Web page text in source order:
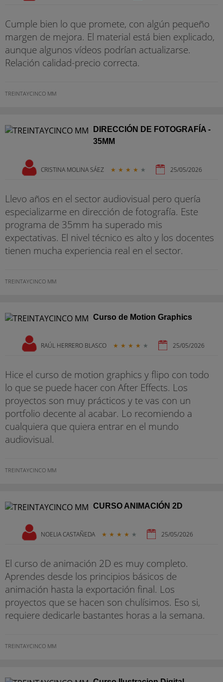
Cumple bien lo que promete, con algún pequeño
margen de mejora. El material está bien explicado,
aunque algunos vídeos podrían actualizarse.
Relación calidad-precio correcta.
TREINTAYCINCO MM
DIRECCIÓN DE FOTOGRAFÍA -
35MM
CRISTINA MOLINA SÁEZ ★ ★ ★ ★ ★ 25/05/2026
Llevo años en el sector audiovisual pero quería
especializarme en dirección de fotografía. Este
programa de 35mm ha superado mis
expectativas. El nivel técnico es alto y los docentes
tienen mucha experiencia real en el sector.
TREINTAYCINCO MM
Curso de Motion Graphics
RAÚL HERRERO BLASCO ★ ★ ★ ★ ★ 25/05/2026
Hice el curso de motion graphics y flipo con todo
lo que se puede hacer con After Effects. Los
proyectos son muy prácticos y te vas con un
portfolio decente al acabar. Lo recomiendo a
cualquiera que quiera entrar en el mundo
audiovisual.
TREINTAYCINCO MM
CURSO ANIMACIÓN 2D
NOELIA CASTAÑEDA ★ ★ ★ ★ ★ 25/05/2026
El curso de animación 2D es muy completo.
Aprendes desde los principios básicos de
animación hasta la exportación final. Los
proyectos que se hacen son chulísimos. Eso si,
requiere dedicarle bastantes horas a la semana.
TREINTAYCINCO MM